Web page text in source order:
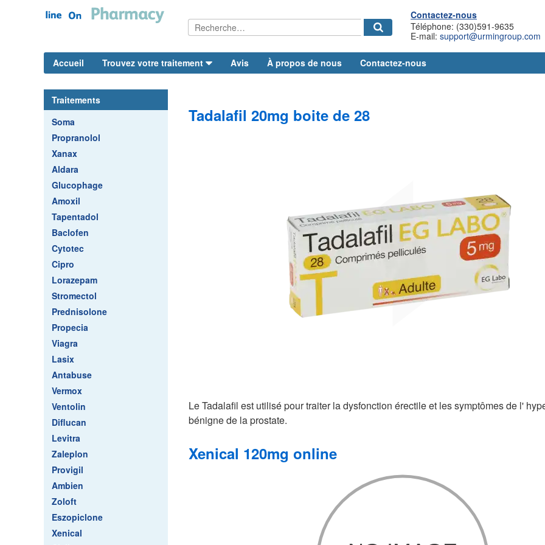
Contactez-nous
Téléphone: (330)591-9635
E-mail: support@urmingroup.com
Accueil Trouvez votre traitement Avis À propos de nous Contactez-nous
Traitements
Soma
Propranolol
Xanax
Aldara
Glucophage
Amoxil
Tapentadol
Baclofen
Cytotec
Cipro
Lorazepam
Stromectol
Prednisolone
Propecia
Viagra
Lasix
Antabuse
Vermox
Ventolin
Diflucan
Levitra
Zaleplon
Provigil
Ambien
Zoloft
Eszopiclone
Xenical
Tadalafil 20mg boite de 28
Le Tadalafil est utilisé pour traiter la dysfonction érectile et les symptômes de l'
bénigne de la prostate.
Xenical 120mg online